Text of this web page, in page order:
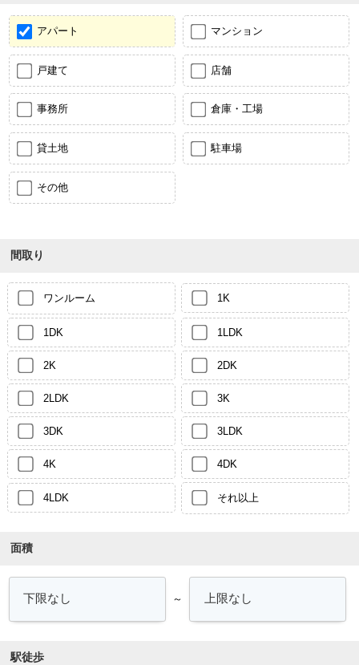
アパート マンション
戸建て 店舗
事務所 倉庫・工場
貸土地 駐車場
その他
間取り
ワンルーム 1K
1DK 1LDK
2K 2DK
2LDK 3K
3DK 3LDK
4K 4DK
4LDK それ以上
面積
～
駅徒歩